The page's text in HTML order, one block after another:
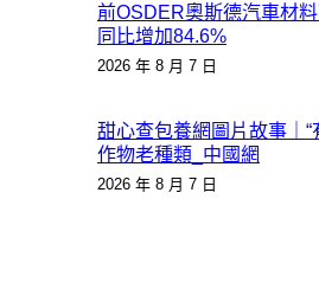
前OSDER奧斯德汽車材
同比增加84.6%
2026 年 8 月 7 日
甜心查包養網圖片故事｜“
作物老種類_中國網
2026 年 8 月 7 日